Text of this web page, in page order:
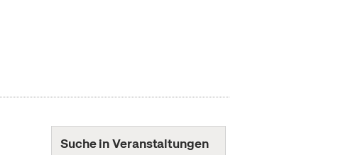
Suche in Veranstaltungen